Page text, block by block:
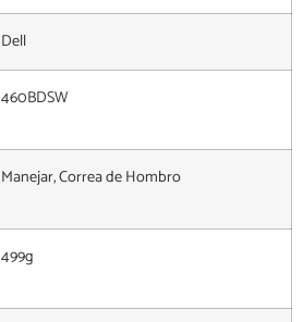
Dell
460BDSW
Manejar, Correa de Hombro
499g